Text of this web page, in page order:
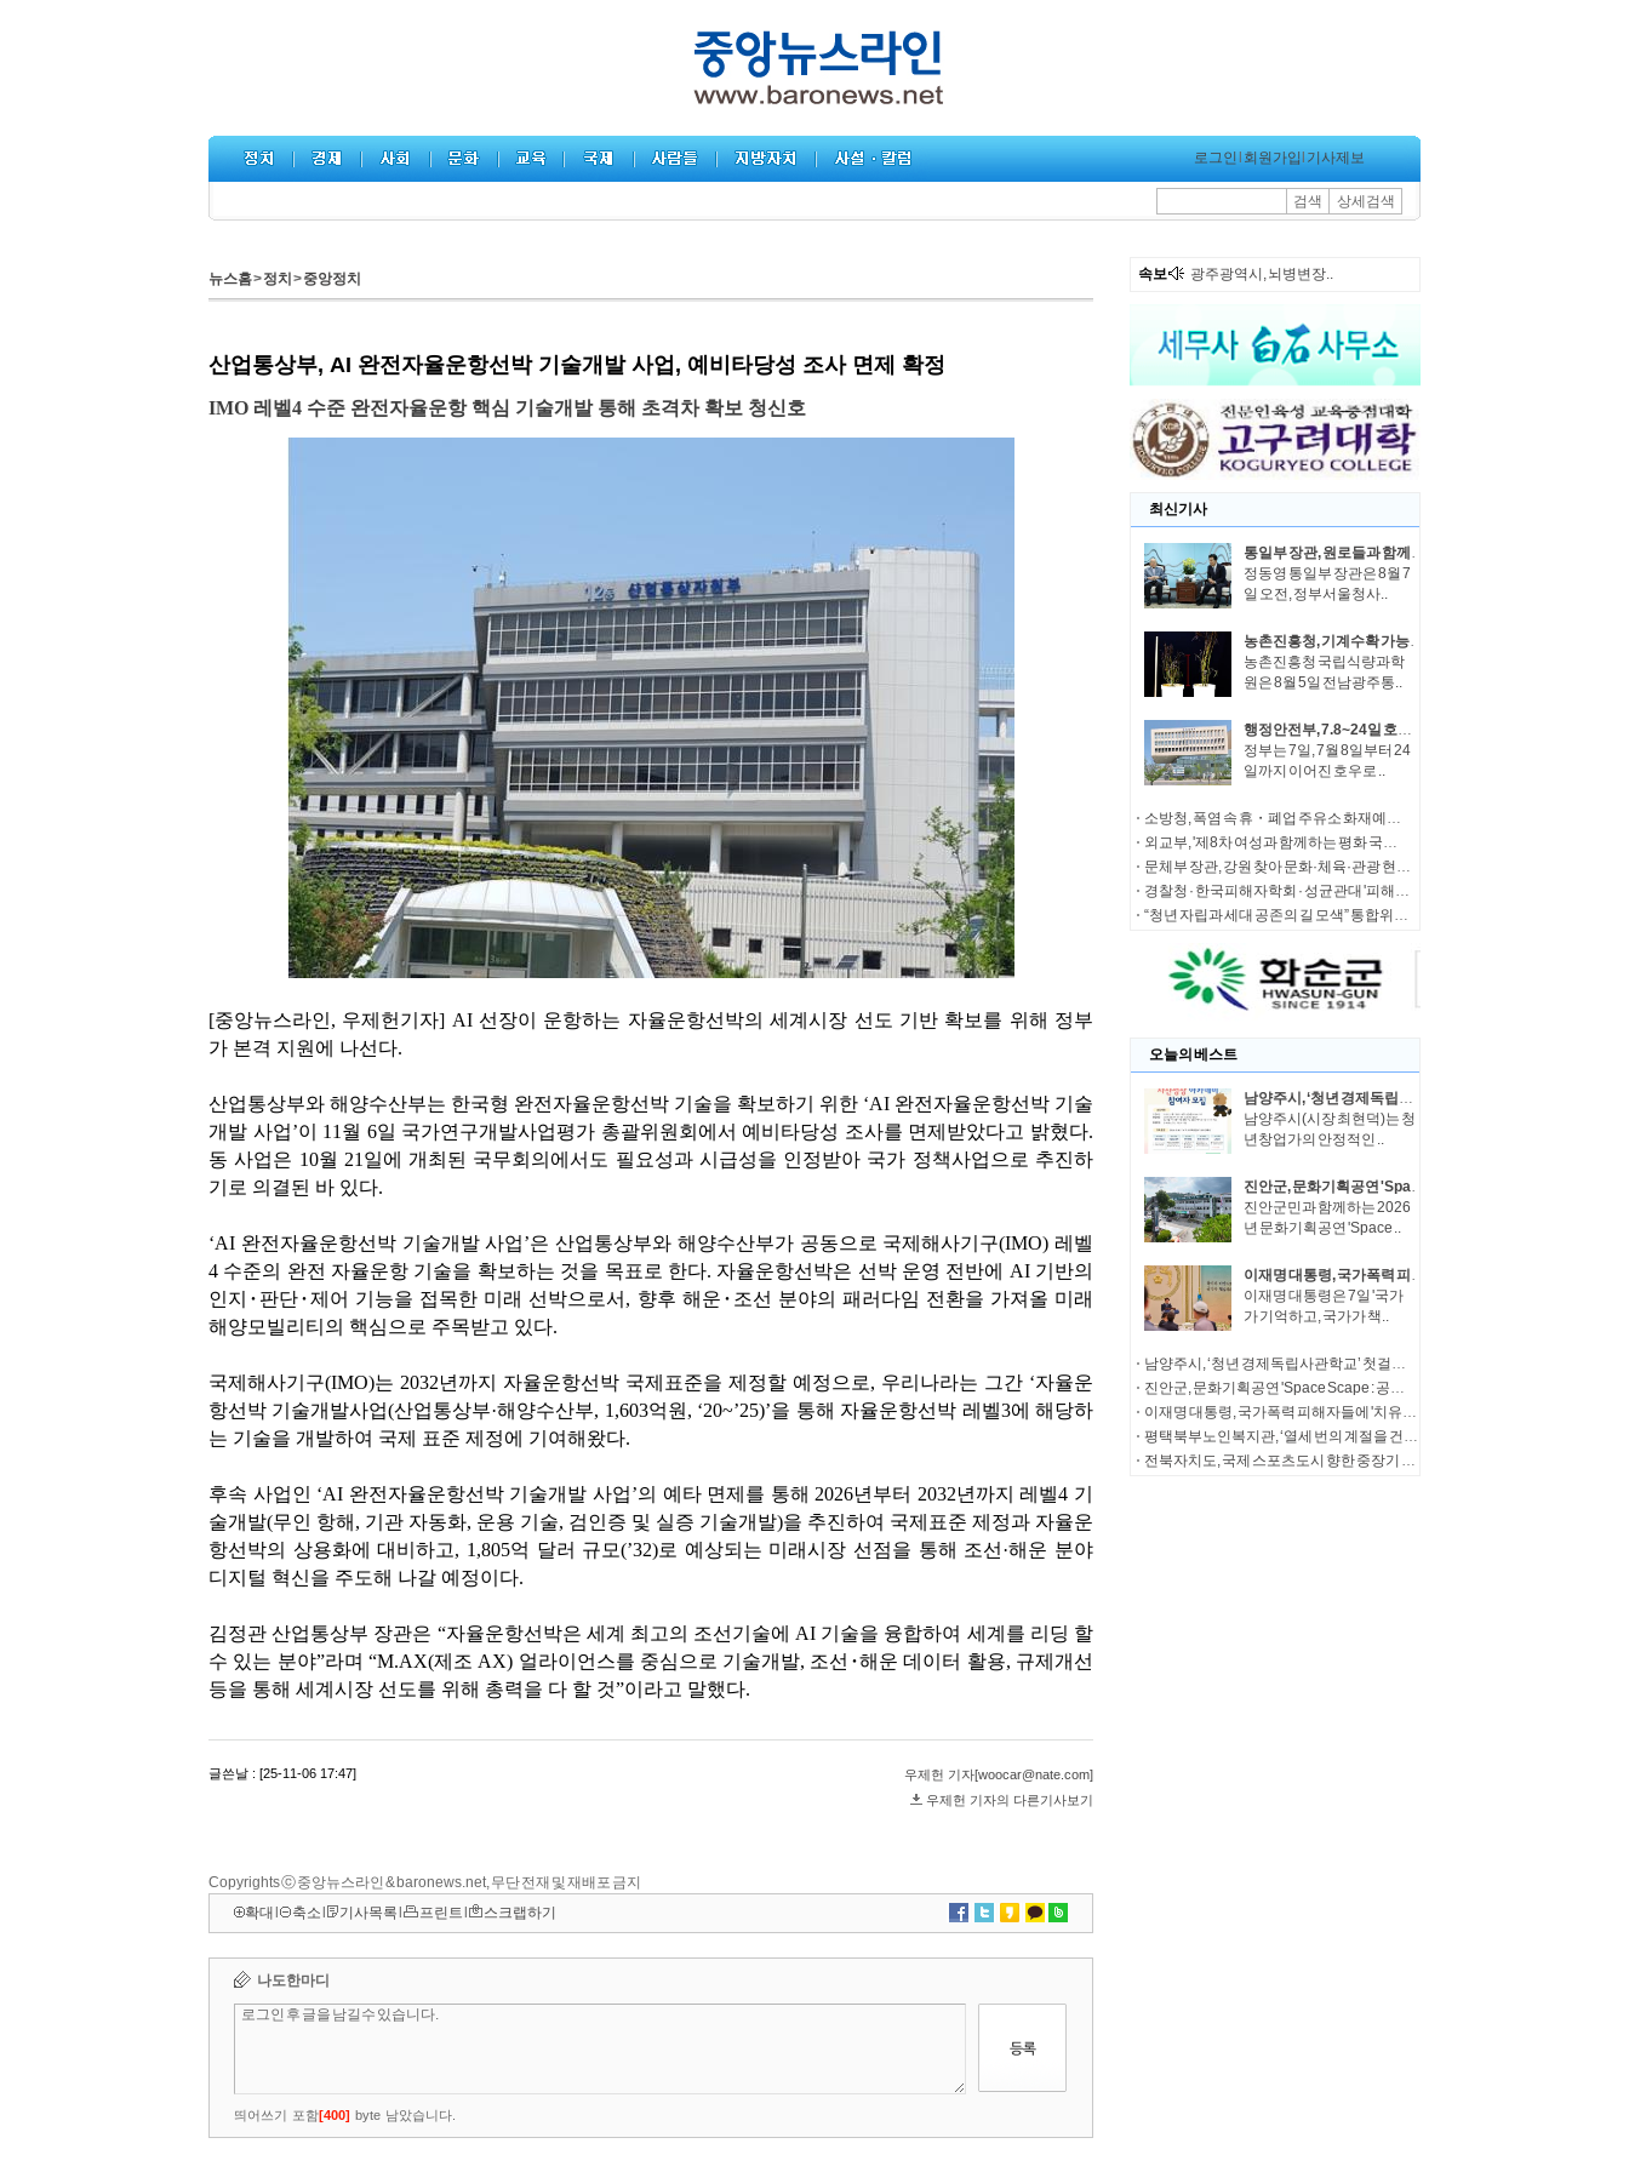
로그인 회원가입 기사제보
검색 상세검색
뉴스홈>정치 >중앙정치
Copyrights ⓒ 중앙뉴스라인 & baronews.net, 무단 전재 및 재배포 금지
확대
축소 기사목록 프린트 스크랩하기
속보 광주광역시, 뇌병변장..
최신기사
통일부 장관, 원로들과 함께 '한반도 평화공존 발전구상' 공감대 형성 방안 논의
정동영 통일부 장관은 8월 7
일 오전, 정부서울청사..
농촌진흥청, 기계수확 가능한 녹두 새 품종 '채흔' 현장 평가회
농촌진흥청 국립식량과학
원은 8월 5일 전남광주통..
행정안전부, 7.8~24일 호우 피해 특별재난지역 선포
정부는 7일, 7월 8일부터 24
일까지 이어진 호우로 ..
소방청, 폭염 속 휴・폐업 주유소 화재예방에 총력
외교부, '제8차 여성과 함께하는 평화 국제회의' 청년 서포터즈 모집
문체부 장관, 강원 찾아 문화·체육·관광 현장 소통 나서
경찰청 · 한국피해자학회 · 성균관대 '피해자 중심 사법개혁' 학술대회 개최
“청년 자립과 세대 공존의 길 모색” 통합위, '세대상생 자산 특별위원회' 출범
오늘의 베스트
남양주시, ‘청년 경제독립사관학교’ 첫걸음… 청년창업가 자산성장 아카데미 참여자 모집
남양주시(시장 최현덕)는 청
년창업가의 안정적인 ..
진안군, 문화기획공연 'Space Scape : 공간풍경'성공적 마무리
진안군민과 함께하는 2026
년 문화기획공연 'Space ..
이재명 대통령, 국가폭력 피해자들에 '치유와 명예 회복' 정부 의지 전달
이재명 대통령은 7일 '국가
가 기억하고, 국가가 책..
남양주시, ‘청년 경제독립사관학교’ 첫걸음… 청년창업가 자산성장 아카데미 참여자 모집
진안군, 문화기획공연 'Space Scape : 공간풍경'성공적 마무리
이재명 대통령, 국가폭력 피해자들에 '치유와 명예 회복' 정부 의지 전달
평택북부노인복지관, ‘열세 번의 계절을 건너, 다시 따뜻한 한 끼로’ 송탄농협의 13년의 동행
전북자치도, 국제 스포츠도시 향한 중장기 발전전략 제시